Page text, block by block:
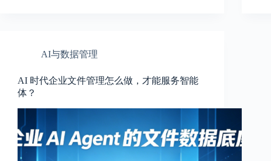
AI与数据管理
AI 时代企业文件管理怎么做，才能服务智能
体？